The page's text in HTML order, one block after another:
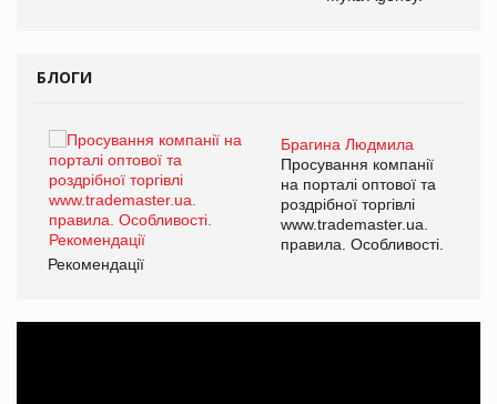
БЛОГИ
Брагина Людмила
Просування компанії
на порталі оптової та
роздрібної торгівлі
www.trademaster.ua.
правила. Особливості.
Рекомендації